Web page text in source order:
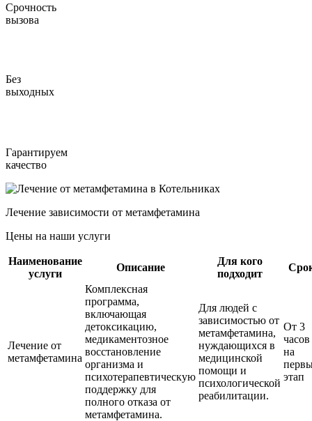
Срочность
вызова
Без
выходных
Гарантируем
качество
Лечение зависимости от метамфетамина
Цены на наши услуги
Наименование
услуги
Описание
Для кого
подходит
Лечение от
метамфетамина
Комплексная
программа,
включающая
детоксикацию,
медикаментозное
восстановление
организма и
психотерапевтическую
поддержку для
полного отказа от
метамфетамина.
Для людей с
зависимостью от
метамфетамина,
нуждающихся в
медицинской
помощи и
психологической
реабилитации.
От 3
часов
на
этап